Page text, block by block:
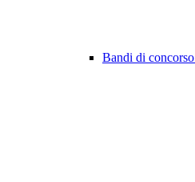
Bandi di concorso